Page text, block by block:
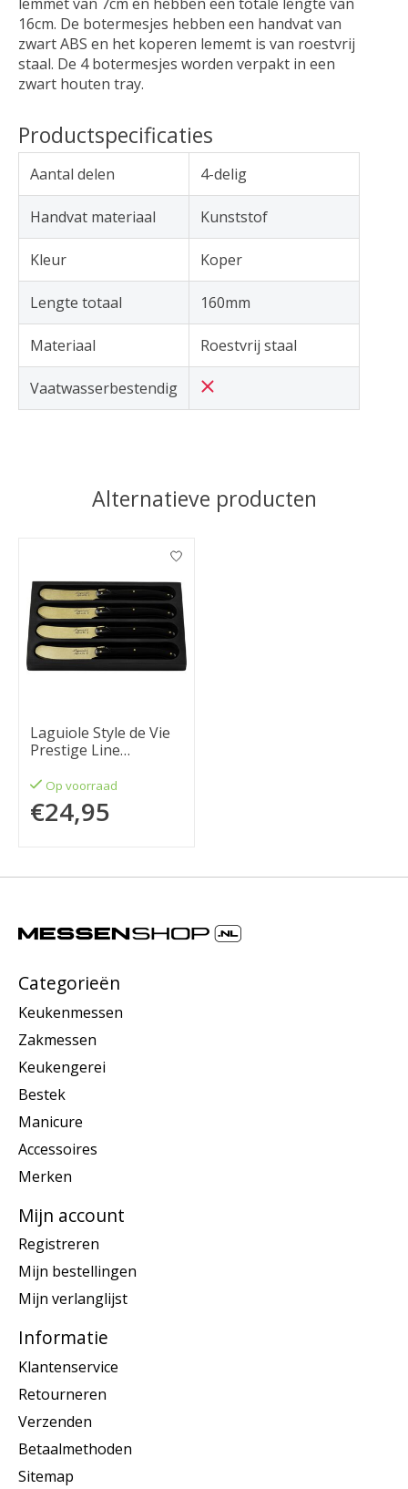
16cm. De botermesjes hebben een handvat van
zwart ABS en het koperen lememt is van roestvrij
staal. De 4 botermesjes worden verpakt in een
zwart houten tray.
Productspecificaties
Aantal delen 4-delig
Handvat materiaal Kunststof
Kleur Koper
Lengte totaal 160mm
Materiaal Roestvrij staal
Vaatwasserbestendig
Alternatieve producten
Items van productcarrousel
Laguiole Style de Vie
Prestige Line
goudOp voorraad
€24,95
Categorieën
Keukenmessen
Zakmessen
Keukengerei
Bestek
Manicure
Accessoires
Merken
Mijn account
Registreren
Mijn bestellingen
Mijn verlanglijst
Informatie
Klantenservice
Retourneren
Verzenden
Betaalmethoden
Sitemap